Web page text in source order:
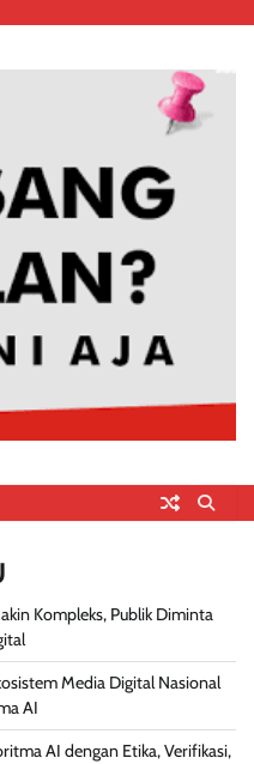
Kompleks, Publik Diminta
Media Digital Nasional
AI
AI dengan Etika, Verifikasi,